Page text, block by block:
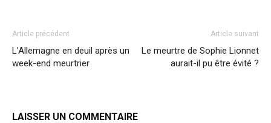
Article précédent
L’Allemagne en deuil après un
week-end meurtrier
Article suivant
Le meurtre de Sophie Lionnet
aurait-il pu être évité ?
LAISSER UN COMMENTAIRE